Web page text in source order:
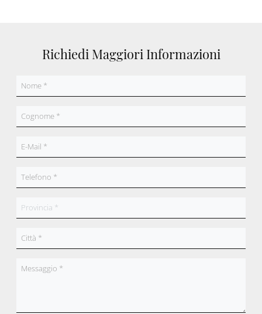
Richiedi Maggiori Informazioni